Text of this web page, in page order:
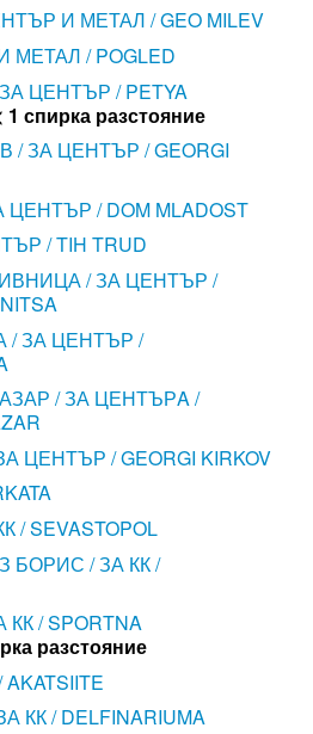
И МЕТАЛ / GEO MILEV
/ POGLED
ЦЕНТЪР / PETYA
1 спирка разстояние
ЗА ЦЕНТЪР / GEORGI
/ DOM MLADOST
/ TIH TRUD
/ ЗА ЦЕНТЪР /
/ ЗА ЦЕНТЪР /
/ ЗА ЦЕНТЪРA /
ЦЕНТЪР / GEORGI KIRKOV
SEVASTOPOL
БОРИС / ЗА КК /
/ SPORTNA
разстояние
/ DELFINARIUMA